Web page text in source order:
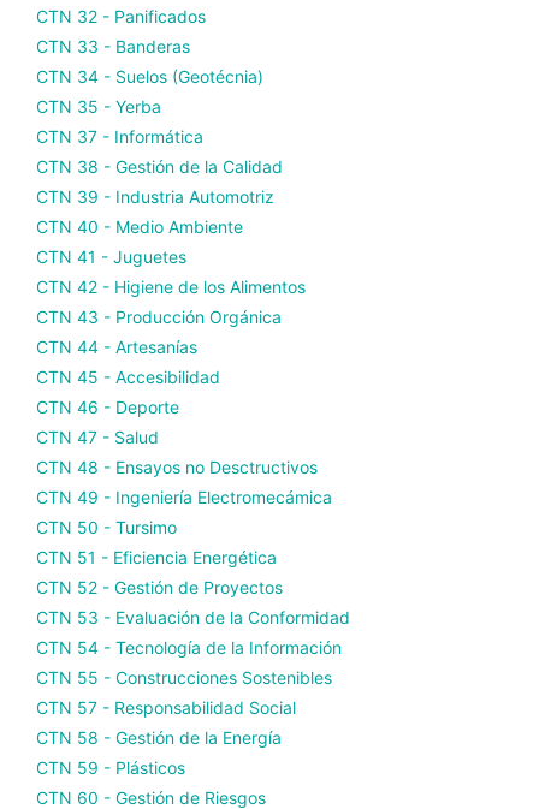
CTN 32 - Panificados
CTN 33 - Banderas
CTN 34 - Suelos (Geotécnia)
CTN 35 - Yerba
CTN 37 - Informática
CTN 38 - Gestión de la Calidad
CTN 39 - Industria Automotriz
CTN 40 - Medio Ambiente
CTN 41 - Juguetes
CTN 42 - Higiene de los Alimentos
CTN 43 - Producción Orgánica
CTN 44 - Artesanías
CTN 45 - Accesibilidad
CTN 46 - Deporte
CTN 47 - Salud
CTN 48 - Ensayos no Desctructivos
CTN 49 - Ingeniería Electromecámica
CTN 50 - Tursimo
CTN 51 - Eficiencia Energética
CTN 52 - Gestión de Proyectos
CTN 53 - Evaluación de la Conformidad
CTN 54 - Tecnología de la Información
CTN 55 - Construcciones Sostenibles
CTN 57 - Responsabilidad Social
CTN 58 - Gestión de la Energía
CTN 59 - Plásticos
CTN 60 - Gestión de Riesgos